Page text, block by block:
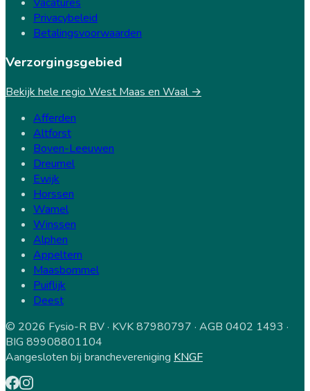
Privacybeleid
Betalingsvoorwaarden
Verzorgingsgebied
Bekijk hele regio West Maas en Waal →
Afferden
Altforst
Boven-Leeuwen
Dreumel
Ewijk
Horssen
Wamel
Winssen
Alphen
Appeltern
Maasbommel
Puiflijk
Deest
© 2026 Fysio-R BV · KVK 87980797 · AGB 0402 1493 ·
BIG 89908801104
Aangesloten bij branchevereniging KNGF